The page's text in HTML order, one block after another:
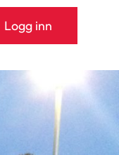
Logg inn